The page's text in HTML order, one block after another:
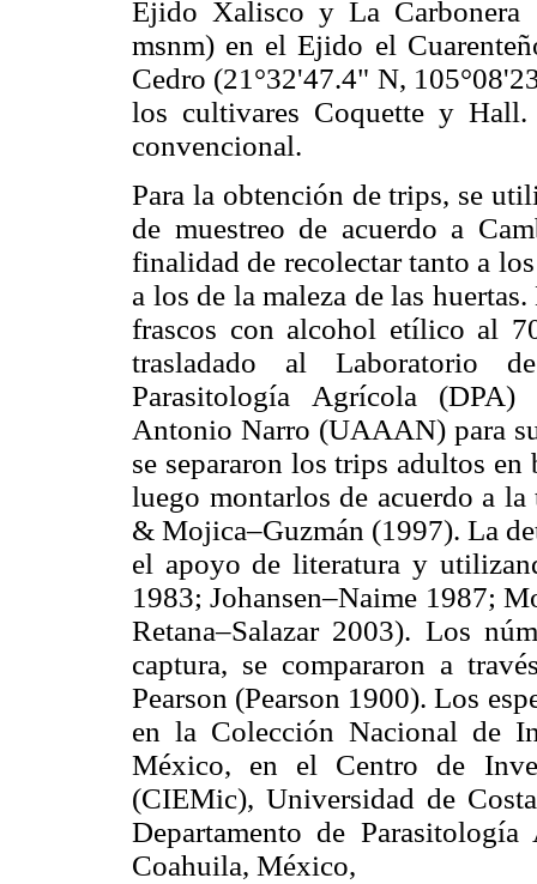
Ejido Xalisco y La Carbonera
msnm) en el Ejido el
Cedro (21°32'47.4" N,
los cultivares Coquette y
convencional.
Para la obtención de trips, se
de muestreo de acuerdo a
finalidad de recolectar tanto a
a los de la maleza de las
frascos con alcohol etílico al
trasladado al Laboratorio
Parasitología Agrícola
Antonio Narro (UAAAN) para
se separaron los trips adultos
luego montarlos de acuerdo a
& Mojica–Guzmán (1997). La
el apoyo de literatura y
1983; Johansen–Naime 1987;
Retana–Salazar 2003). Los
captura, se compararon a
Pearson (Pearson 1900). Los
en la Colección Nacional de
México, en el Centro de
(CIEMic), Universidad de
Departamento de
Coahuila, México,